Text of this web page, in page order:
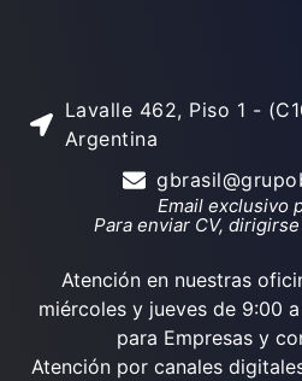
Lavalle 462, Piso 1 -
Argentina
Email exclusivo
Para enviar CV,
Atención en nuestras
miércoles y jueves de 9:00
para Empresas y
Atención por canales